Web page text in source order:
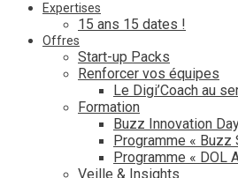
Expertises
15 ans 15 dates !
Offres
Start-up Packs
Renforcer vos équipes
Le Digi’Coach au
Formation
Buzz Innovation
Programme « Buzz
Programme « DOL
Veille & Insights